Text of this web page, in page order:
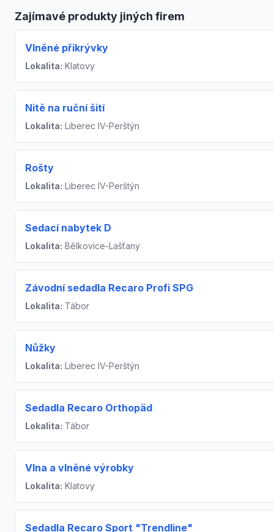
Zajímavé produkty jiných firem
Vlněné přikrývky
Lokalita: Klatovy
Nitě na ruční šití
Lokalita: Liberec IV-Perštýn
Rošty
Lokalita: Liberec IV-Perštýn
Sedací nabytek D
Lokalita: Bělkovice-Lašťany
Závodní sedadla Recaro Profi SPG
Lokalita: Tábor
Nůžky
Lokalita: Liberec IV-Perštýn
Sedadla Recaro Orthopäd
Lokalita: Tábor
Vlna a vlněné výrobky
Lokalita: Klatovy
Sedadla Recaro Sport "Trendline"